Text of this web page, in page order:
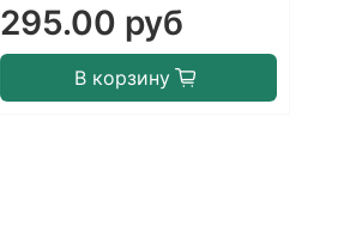
295.00 руб
В корзину